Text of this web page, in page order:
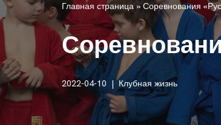
Главная страница »Соревнования
2022-04-10 Клубная жизнь